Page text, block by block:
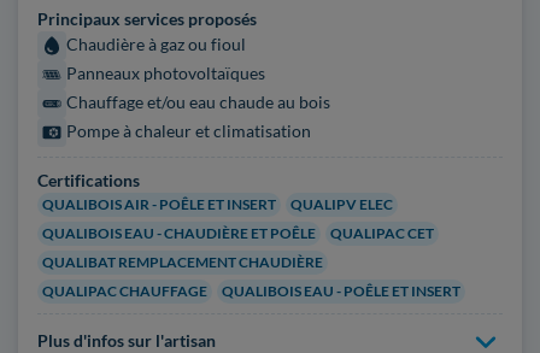
Principaux services proposés
Chaudière à gaz ou fioul
Panneaux photovoltaïques
Chauffage et/ou eau chaude au bois
Pompe à chaleur et climatisation
Certifications
QUALIBOIS AIR - POÊLE ET INSERT
QUALIPV ELEC
QUALIBOIS EAU - CHAUDIÈRE ET POÊLE
QUALIPAC CET
QUALIBAT REMPLACEMENT CHAUDIÈRE
QUALIPAC CHAUFFAGE
QUALIBOIS EAU - POÊLE ET INSERT
Plus d'infos sur l'artisan